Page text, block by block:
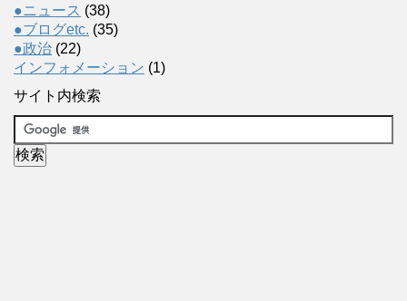
●ニュース (38)
●ブログetc. (35)
●政治 (22)
インフォメーション (1)
サイト内検索